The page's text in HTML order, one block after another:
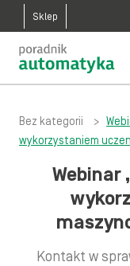
Sklep
Bez kategorii >
wykorzystaniem
Webinar
Kontakt w